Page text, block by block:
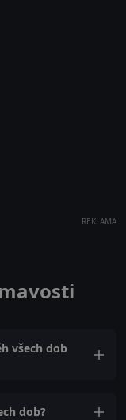
REKLAMA
všech dob
dob?